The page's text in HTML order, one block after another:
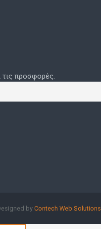
προσφορές.
byContech Web Solutions